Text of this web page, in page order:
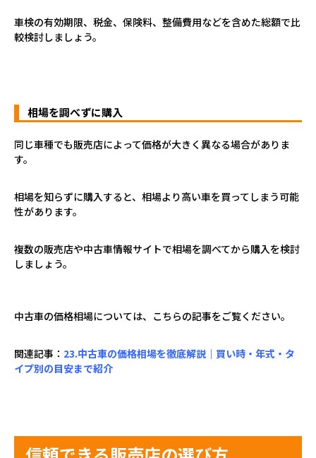
車検の有効期限、税金、保険料、整備費用などを含めた総額で比
較検討しましょう。
相場を調べずに購入
同じ車種でも販売店によって価格が大きく異なる場合がありま
す。
相場を知らずに購入すると、相場より高い車を買ってしまう可能
性があります。
複数の販売店や中古車情報サイトで相場を調べてから購入を検討
しましょう。
中古車の価格相場については、こちらの記事をご覧ください。
関連記事： 23.中古車の価格相場を徹底解説｜買い時・年式・タ
イプ別の目安まで紹介